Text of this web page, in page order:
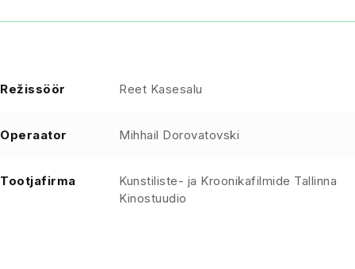
Režissöör Reet Kasesalu
Operaator Mihhail Dorovatovski
Tootjafirma
Kunstiliste- ja Kroonikafilmide Tallinna
Kinostuudio